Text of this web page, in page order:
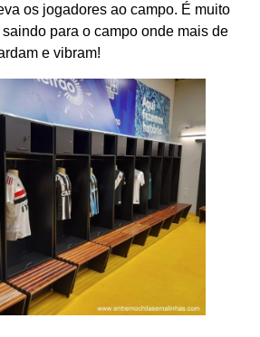
os jogadores ao campo. É muito
para o campo onde mais de
e vibram!